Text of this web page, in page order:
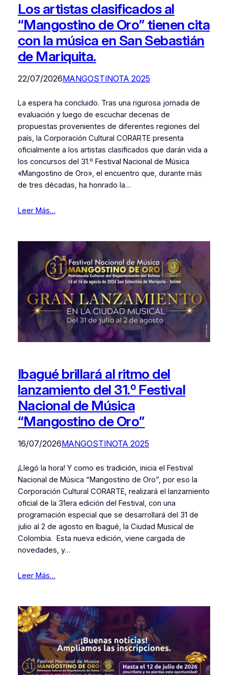
Los artistas clasificados al
“Mangostino de Oro” tienen cita
con la música en San Sebastián
de Mariquita.
22/07/2026MANGOSTINOTA 2025
La espera ha concluido. Tras una rigurosa jornada de
evaluación y luego de escuchar decenas de
propuestas provenientes de diferentes regiones del
país, la Corporación Cultural CORARTE presenta
oficialmente a los artistas clasificados que darán vida a
los concursos del 31.º Festival Nacional de Música
«Mangostino de Oro», el encuentro que, durante más
de tres décadas, ha honrado la…
Leer Más…
Ibagué brillará al ritmo del
lanzamiento del 31.º Festival
Nacional de Música
“Mangostino de Oro”
16/07/2026MANGOSTINOTA 2025
¡Llegó la hora! Y como es tradición, inicia el Festival
Nacional de Música “Mangostino de Oro”, por eso la
Corporación Cultural CORARTE, realizará el lanzamiento
oficial de la 31era edición del Festival, con una
programación especial que se desarrollará del 31 de
julio al 2 de agosto en Ibagué, la Ciudad Musical de
Colombia. Esta nueva edición, viene cargada de
novedades, y…
Leer Más…